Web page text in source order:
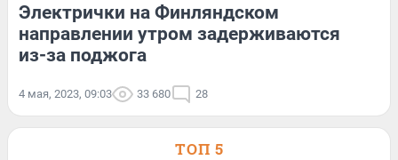
Электрички на Финляндском
направлении утром задерживаются
из-за поджога
4 мая, 2023, 09:03 33 680 28
ТОП 5